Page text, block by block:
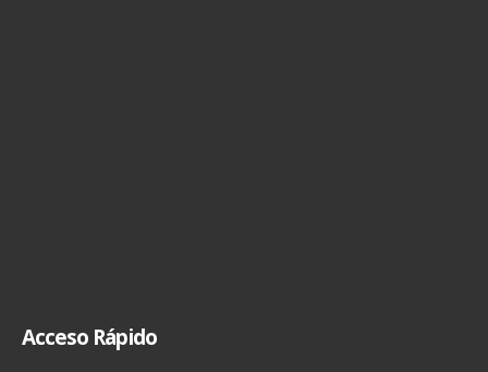
Acceso Rápido